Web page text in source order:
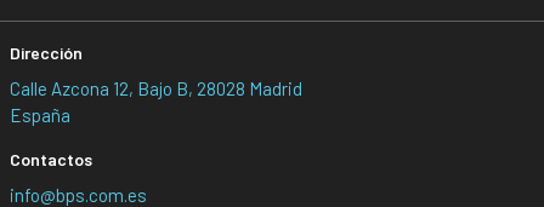
Dirección
Calle Azcona 12, Bajo B, 28028 Madrid
España
Contactos
info@bps.com.es